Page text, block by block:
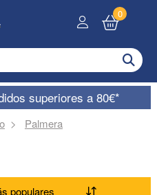
0
superiores a 80€*
Palmera